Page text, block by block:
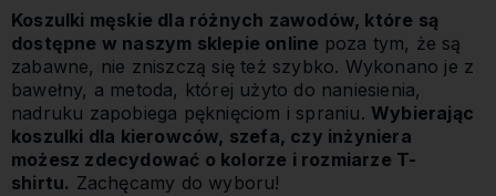
Koszulki męskie dla różnych zawodów, które są
dostępne w naszym sklepie online poza tym, że są
zabawne, nie zniszczą się też szybko. Wykonano je z
bawełny, a metoda, której użyto do naniesienia,
nadruku zapobiega pęknięciom i spraniu. Wybierając
koszulki dla kierowców, szefa, czy inżyniera
możesz zdecydować o kolorze i rozmiarze T-
shirtu. Zachęcamy do wyboru!